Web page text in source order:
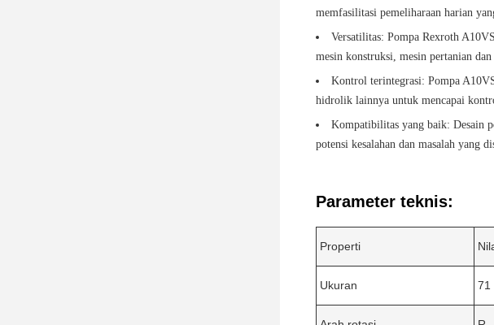
memfasilitasi pemeliharaan harian
Versatilitas: Pompa Rexroth
mesin konstruksi, mesin pertanian
Kontrol terintegrasi: Pompa
hidrolik lainnya untuk mencapai
Kompatibilitas yang baik: Desain
potensi kesalahan dan masalah yang
Parameter teknis:
Properti
Ukuran 71